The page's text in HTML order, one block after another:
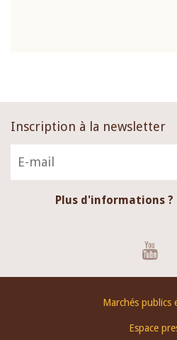
Inscription à la newsletter
Plus d'informations ?
Marchés publics
Espace